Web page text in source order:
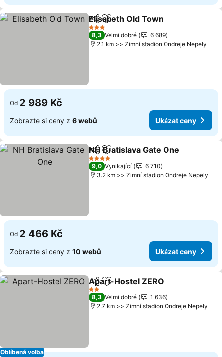
SdíletPřidat na seznam oblíbených
Elisabeth Old Town
3 Počet hvězdiček
8,3 Velmi dobré
6 689
2.1 km >> Zimní stadion Ondreje Nepely
Od 2 989 Kč
Zobrazte si ceny z 6 webů Ukázat ceny
SdíletPřidat na seznam oblíbených
NH Bratislava Gate One
4 Počet hvězdiček
9,0 Vynikající
6 710
3.2 km >> Zimní stadion Ondreje Nepely
Od 2 466 Kč
Zobrazte si ceny z 10 webů Ukázat ceny
Oblíbená volba
SdíletPřidat na seznam oblíbených
Apart-Hostel ZERO
2 Počet hvězdiček
8,3 Velmi dobré
1 636
2.7 km >> Zimní stadion Ondreje Nepely